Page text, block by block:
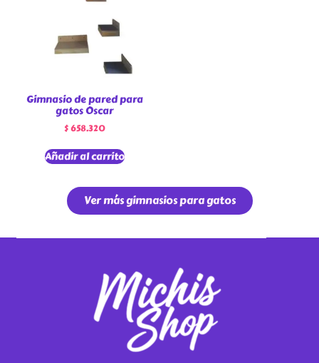
Gimnasio de pared para
gatos Oscar
$658.320
Añadir al carrito
Ver más gimnasios para gatos